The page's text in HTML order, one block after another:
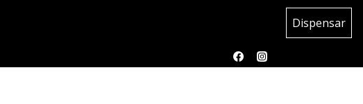
Dispensar